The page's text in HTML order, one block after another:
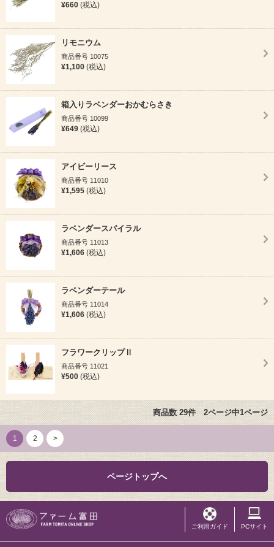
¥660 (税込)
リモニウム
商品番号 10075
¥1,100 (税込)
箱入りラベンダーおかむらさき
商品番号 10099
¥649 (税込)
アイビーリース
商品番号 11010
¥1,595 (税込)
ラベンダースパイラル
商品番号 11013
¥1,606 (税込)
ラベンダーテール
商品番号 11014
¥1,606 (税込)
フラワークリップⅡ
商品番号 11021
¥500 (税込)
商品数 29件 2ページ中1ページ
1 2 >
ページトップへ
ご利用ガイド PCサイト